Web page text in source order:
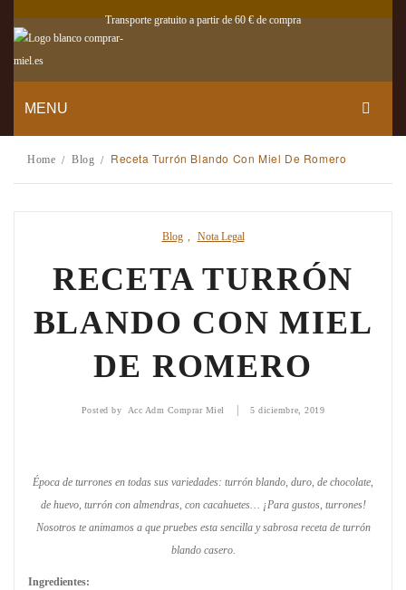
Transporte gratuito a partir de 60 € de compra
MENU
TIENDA
CONTACTO
Home / Blog / Receta Turrón Blando Con Miel De Romero
Blog , Nota Legal
RECETA TURRÓN
BLANDO CON MIEL
DE ROMERO
Posted by Acc Adm Comprar Miel 5 diciembre, 2019
Época de turrones en todas sus variedades: turrón blando, duro, de chocolate,
de huevo, turrón con almendras, con cacahuetes… ¡Para gustos, turrones!
Nosotros te animamos a que pruebes esta sencilla y sabrosa receta de turrón
blando casero.
Ingredientes: